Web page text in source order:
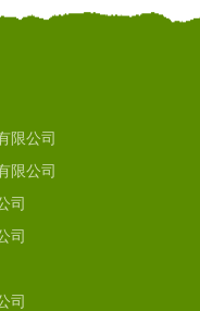
限公司
限公司
司
司
司